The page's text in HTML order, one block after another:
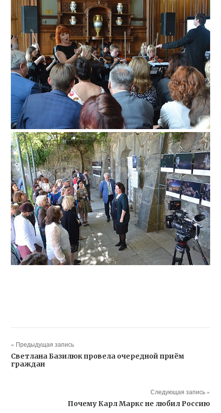
« Предыдущая запись
Светлана Базилюк провела очередной приём
граждан
Следующая запись »
Почему Карл Маркс не любил Россию